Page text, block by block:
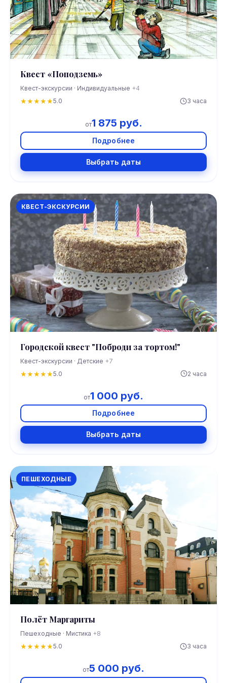
Квест «Поподземь»
Квест-экскурсии · Индивидуальные +4
★★★★★5.0 3 часа
от1 875 руб.
Подробнее
Выбрать даты
КВЕСТ-ЭКСКУРСИИ
Городской квест "Поброди за тортом!"
Квест-экскурсии · Детские +7
★★★★★5.0 2 часа
от1 000 руб.
Подробнее
Выбрать даты
ПЕШЕХОДНЫЕ
Полёт Маргариты
Пешеходные · Мистика +8
★★★★★5.0 3 часа
от5 000 руб.